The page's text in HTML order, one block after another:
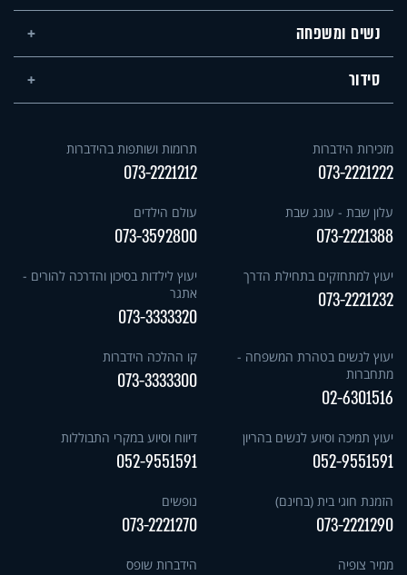
נשים ומשפחה
סידור
מזכירות הידברות
073-2221222
תרומות ושותפות בהידברות
073-2221212
עלון שבת - עונג שבת
073-2221388
עולם הילדים
073-3592800
יעוץ למתחזקים בתחילת הדרך
073-2221232
יעוץ לילדות בסיכון והדרכה להורים -
אתגר
073-3333320
יעוץ לנשים בטהרת המשפחה -
מתחברות
02-6301516
קו ההלכה הידברות
073-3333300
יעוץ תמיכה וסיוע לנשים בהריון
052-9551591
דיווח וסיוע במקרי התבוללות
052-9551591
הזמנת חוגי בית (בחינם)
073-2221290
נופשים
073-2221270
ממיר צופיה הידברות שופס